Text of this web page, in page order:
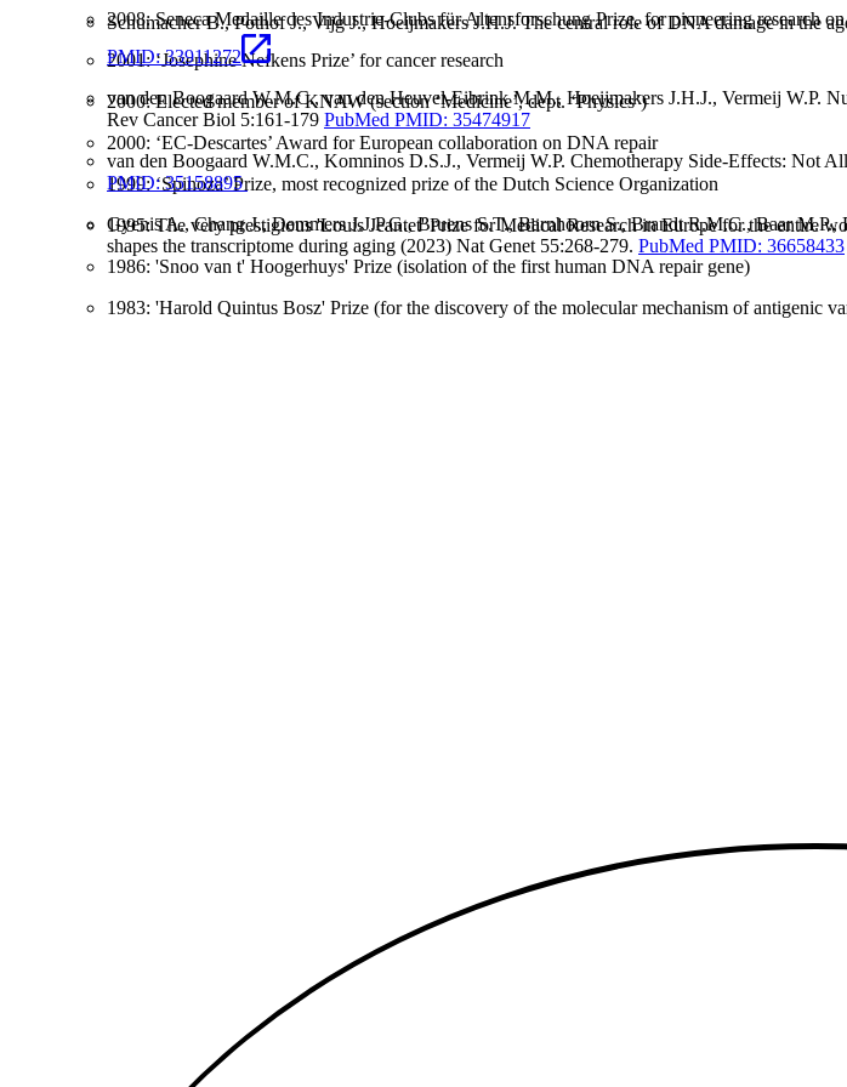
2008: Seneca Medaille des Industrie-Clubs für Altensforschung Prize, for pioneering research
2001: ‘Josephine Nefkens Prize’ for cancer research
2000: Elected member of KNAW (section ‘Medicine’, dept. ‘Physics’)
2000: ‘EC-Descartes’ Award for European collaboration on DNA repair
1999: ‘Spinoza’ Prize, most recognized prize of the Dutch Science Organization
1995: The very prestigious 'Louis Jeantet' Prize for Medical Research in Europe for the entire
1986: 'Snoo van t' Hoogerhuys' Prize (isolation of the first human DNA repair gene)
1983: 'Harold Quintus Bosz' Prize (for the discovery of the molecular mechanism of antigenic
Schumacher B., Pothof J., Vijg J., Hoeijmakers J.H.J. The central role of DNA damage in the
PMID: 33911272
van den Boogaard W.M.C., van den Heuvel-Eibrink M.M., Hoeijmakers J.H.J., Vermeij W.P.
Rev Cancer Biol 5:161-179 PubMed PMID: 35474917
van den Boogaard W.M.C., Komninos D.S.J., Vermeij W.P. Chemotherapy Side-Effects: Not
PMID: 35158895
Gyenis A., Chang J., Demmers J.J.P.G., Bruens S.T., Barnhoorn S., Brandt R.M.C., Baar
shapes the transcriptome during aging (2023) Nat Genet 55:268-279. PubMed PMID: 36658433